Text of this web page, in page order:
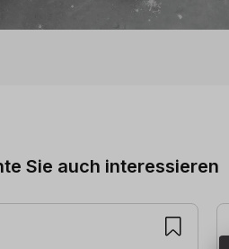
Sie auch interessieren